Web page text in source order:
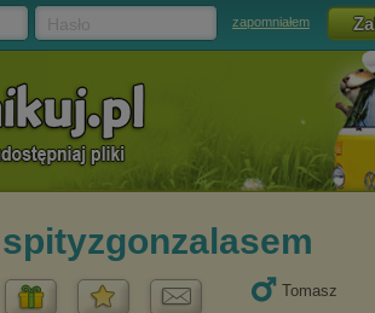
zapomniałem
spityzgonzalasem
Tomasz